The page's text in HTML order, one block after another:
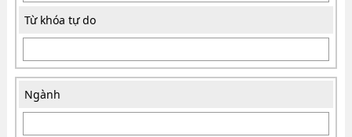
Từ khóa tự do
Ngành